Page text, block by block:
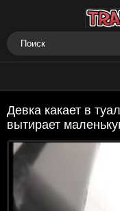
Девка какает в туалете перед скрытой камерой и
вытирает